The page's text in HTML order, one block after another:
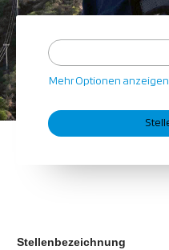
Mehr Optionen anzeigen
Stellenbezeichnung